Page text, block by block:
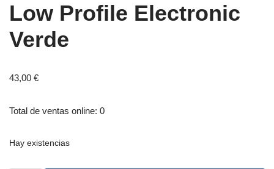
Low Profile Electronic
Verde
43,00 €
Total de ventas online: 0
Hay existencias